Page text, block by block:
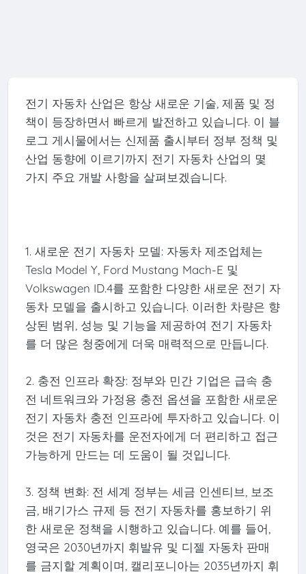
전기 자동차 산업은 항상 새로운 기술, 제품 및 정
책이 등장하면서 빠르게 발전하고 있습니다. 이 블
로그 게시물에서는 신제품 출시부터 정부 정책 및
산업 동향에 이르기까지 전기 자동차 산업의 몇
가지 주요 개발 사항을 살펴보겠습니다.
1. 새로운 전기 자동차 모델: 자동차 제조업체는
Tesla Model Y, Ford Mustang Mach-E 및
Volkswagen ID.4를 포함한 다양한 새로운 전기 자
동차 모델을 출시하고 있습니다. 이러한 차량은 향
상된 범위, 성능 및 기능을 제공하여 전기 자동차
를 더 많은 청중에게 더욱 매력적으로 만듭니다.
2. 충전 인프라 확장: 정부와 민간 기업은 급속 충
전 네트워크와 가정용 충전 옵션을 포함한 새로운
전기 자동차 충전 인프라에 투자하고 있습니다. 이
것은 전기 자동차를 운전자에게 더 편리하고 접근
가능하게 만드는 데 도움이 될 것입니다.
3. 정책 변화: 전 세계 정부는 세금 인센티브, 보조
금, 배기가스 규제 등 전기 자동차를 홍보하기 위
한 새로운 정책을 시행하고 있습니다. 예를 들어,
영국은 2030년까지 휘발유 및 디젤 자동차 판매
를 금지할 계획이며, 캘리포니아는 2035년까지 휘